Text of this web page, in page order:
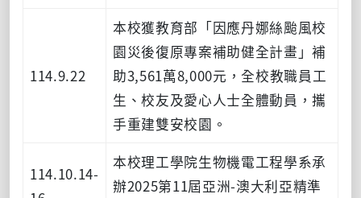
114.9.22
本校獲教育部「因應丹娜絲颱風校
園災後復原專案補助健全計畫」補
助3,561萬8,000元，全校教職員工
生、校友及愛心人士全體動員，攜
手重建雙安校園。
114.10.14-
本校理工學院生物機電工程學系承
辦2025第11屆亞洲-澳大利亞精準